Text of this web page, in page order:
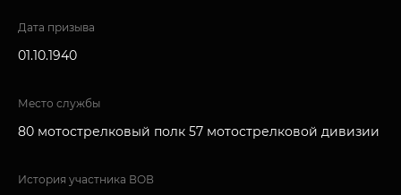
Дата призыва
01.10.1940
Место службы
80 мотострелковый полк 57 мотострелковой дивизии
История участника ВОВ